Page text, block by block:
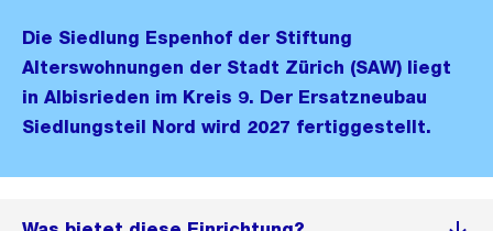
Die Siedlung Espenhof der Stiftung
Alterswohnungen der Stadt Zürich (SAW) liegt
in Albisrieden im Kreis 9. Der Ersatzneubau
Siedlungsteil Nord wird 2027 fertiggestellt.